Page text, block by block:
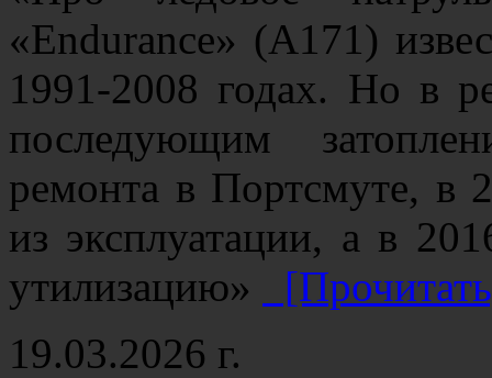
«Endurance» (А171)
1991-2008 годах. Но в
последующим
ремонта в Портсмуте, в
из эксплуатации, а в
утилизацию»
19.03.2026 г.